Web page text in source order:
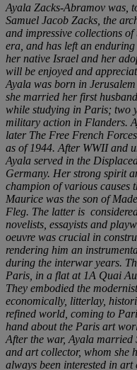
Ayala Zacks-Abramov was,
Samuel Jacob Zacks, the
and impressive collections
era, and has left an
her native Israel and her
will be enjoyed and
Ayala was born in
she married her first
while studying in Paris; two
military action in Flanders.
later The Free French
as of 1944. After WWII and
Ayala served in the
Germany. Her strong spirit
champion of various causes
Maurice was the son of
Fleg. The latter is
novelists, essayists and
oeuvre was crucial in
rendering him an
during the interwar years.
Paris, in a flat at 1A Quai
They embodied the
economically, litterlay,
refined world, coming to
hand about the Paris art
After the war, Ayala married
and art collector, whom she
always been interested in art